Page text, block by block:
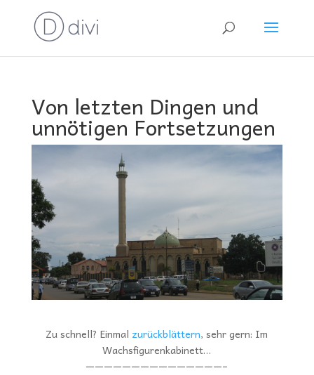
Von letzten Dingen und
unnötigen Fortsetzungen
Zu schnell? Einmal zurückblättern, sehr gern: Im
Wachsfigurenkabinett…
———————————————–